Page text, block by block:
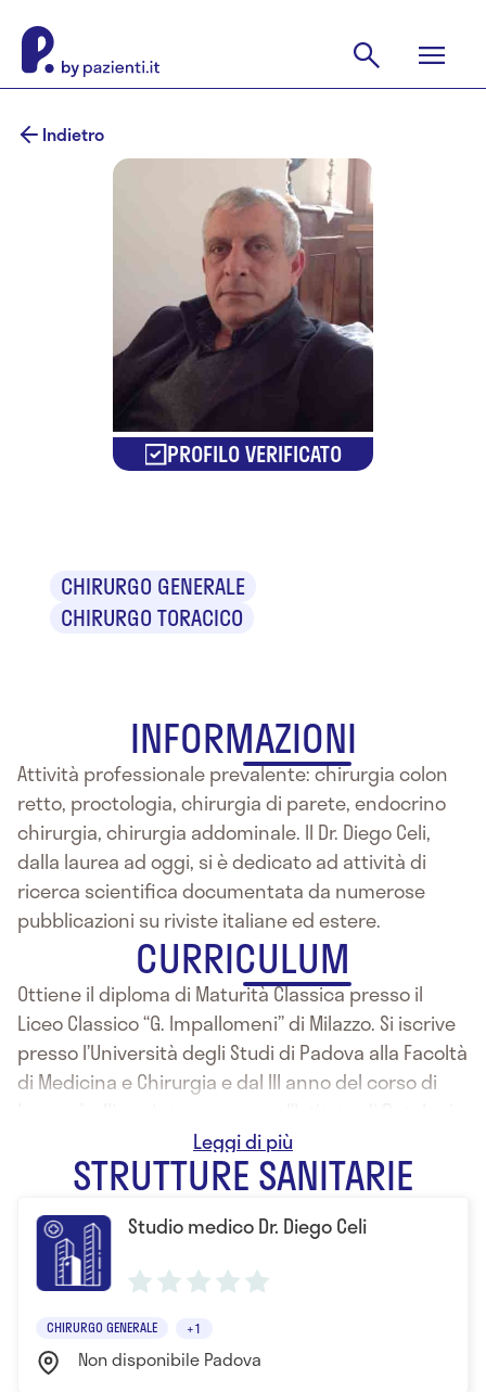
Indietro
PROFILO VERIFICATO
CHIRURGO GENERALE
CHIRURGO TORACICO
INFORMAZIONI
Attività professionale prevalente: chirurgia colon
retto, proctologia, chirurgia di parete, endocrino
chirurgia, chirurgia addominale. Il Dr. Diego Celi,
dalla laurea ad oggi, si è dedicato ad attività di
ricerca scientifica documentata da numerose
pubblicazioni su riviste italiane ed estere.
CURRICULUM
Ottiene il diploma di Maturità Classica presso il
Liceo Classico “G. Impallomeni” di Milazzo. Si iscrive
presso l’Università degli Studi di Padova alla Facoltà
di Medicina e Chirurgia e dal III anno del corso di
Chirurgica, fino alla laurea, conseguita con il
massimo dei voti. Abilitato all’esercizio della
professione nella sessione autunnale 1977, viene
ammesso al corso di specializzazione in Chirurgia
Generale presso l’Università di Padova, ed
acquisisce il Diploma di specializzazione riportando
il massimo dei voti 70/70. Si iscrive al corso di
specializzazione in Chirurgia Toraco-Polmonare
presso la stessa Università e ne ottiene il Diploma
STRUTTURE SANITARIE
Studio medico Dr. Diego Celi
CHIRURGO GENERALE +1
Non disponibile Padova